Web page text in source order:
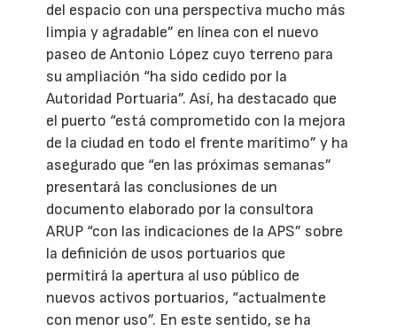
del espacio con una perspectiva mucho más
limpia y agradable” en línea con el nuevo
paseo de Antonio López cuyo terreno para
su ampliación “ha sido cedido por la
Autoridad Portuaria”. Así, ha destacado que
el puerto “está comprometido con la mejora
de la ciudad en todo el frente marítimo” y ha
asegurado que “en las próximas semanas”
presentará las conclusiones de un
documento elaborado por la consultora
ARUP “con las indicaciones de la APS” sobre
la definición de usos portuarios que
permitirá la apertura al uso público de
nuevos activos portuarios, “actualmente
con menor uso”. En este sentido, se ha